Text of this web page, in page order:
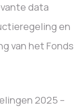
data
en
van het Fonds
2025 –